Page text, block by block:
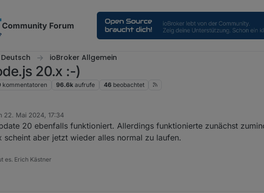
Community Forum
Deutsch ioBroker Allgemein
20.x :-)
kommentatoren 96.6k aufrufe 46 beobachtet
22. Mai 2024, 17:34
von
20 ebenfalls funktioniert. Allerdings funktionierte zunächst
aber jetzt wieder alles normal zu laufen.
es. Erich Kästner